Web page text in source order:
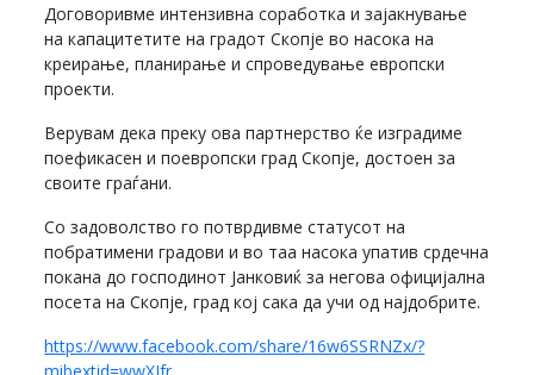
Договоривме интензивна соработка и зајакнување
на капацитетите на градот Скопје во насока на
креирање, планирање и спроведување европски
проекти.
Верувам дека преку ова партнерство ќе изградиме
поефикасен и поевропски град Скопје, достоен за
своите граѓани.
Со задоволство го потврдивме статусот на
побратимени градови и во таа насока упатив срдечна
покана до господинот Јанковиќ за негова официјална
посета на Скопје, град кој сака да учи од најдобрите.
https://www.facebook.com/share/16w6SSRNZx/?